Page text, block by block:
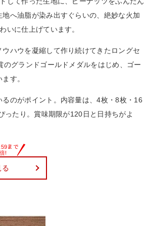
へ油脂が染み出すぐらいの、絶妙な火加
いに仕上げています。
ハウを凝縮して作り続けてきたロングセ
グランドゴールドメダルをはじめ、ゴー
す。
のがポイント。内容量は、4枚・8枚・16
たり。賞味期限が120日と日持ちがよ
る